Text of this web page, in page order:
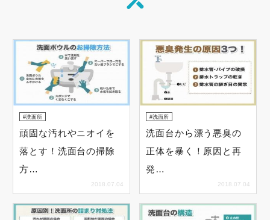
洗面所
頑固な汚れやニオイを
落とす！洗面台の掃除
方…
2018.07.04
洗面所
洗面台から漂う悪臭の
正体を暴く！原因と再
発…
2018.07.04